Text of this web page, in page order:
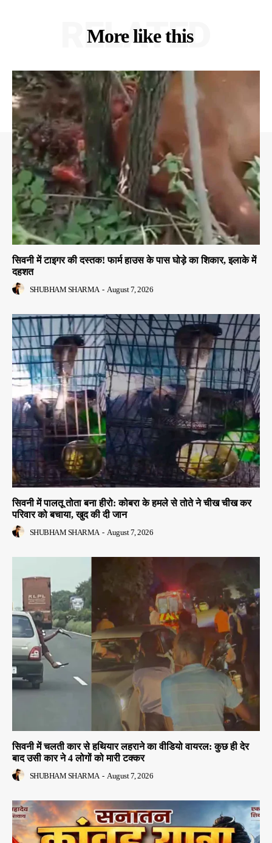
More like this
RELATED
सिवनी में टाइगर की दस्तक! फार्म हाउस के पास घोड़े का शिकार, इलाके में
दहशत
SHUBHAM SHARMA - August 7, 2026
सिवनी में पालतू तोता बना हीरो: कोबरा के हमले से तोते ने चीख चीख कर
परिवार को बचाया, खुद की दी जान
SHUBHAM SHARMA - August 7, 2026
सिवनी में चलती कार से हथियार लहराने का वीडियो वायरल: कुछ ही देर
बाद उसी कार ने 4 लोगों को मारी टक्कर
SHUBHAM SHARMA - August 7, 2026